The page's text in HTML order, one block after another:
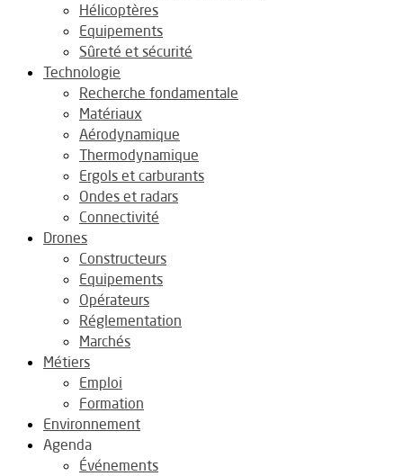
Hélicoptères
Equipements
Sûreté et sécurité
Technologie
Recherche fondamentale
Matériaux
Aérodynamique
Thermodynamique
Ergols et carburants
Ondes et radars
Connectivité
Drones
Constructeurs
Equipements
Opérateurs
Réglementation
Marchés
Métiers
Emploi
Formation
Environnement
Agenda
Événements